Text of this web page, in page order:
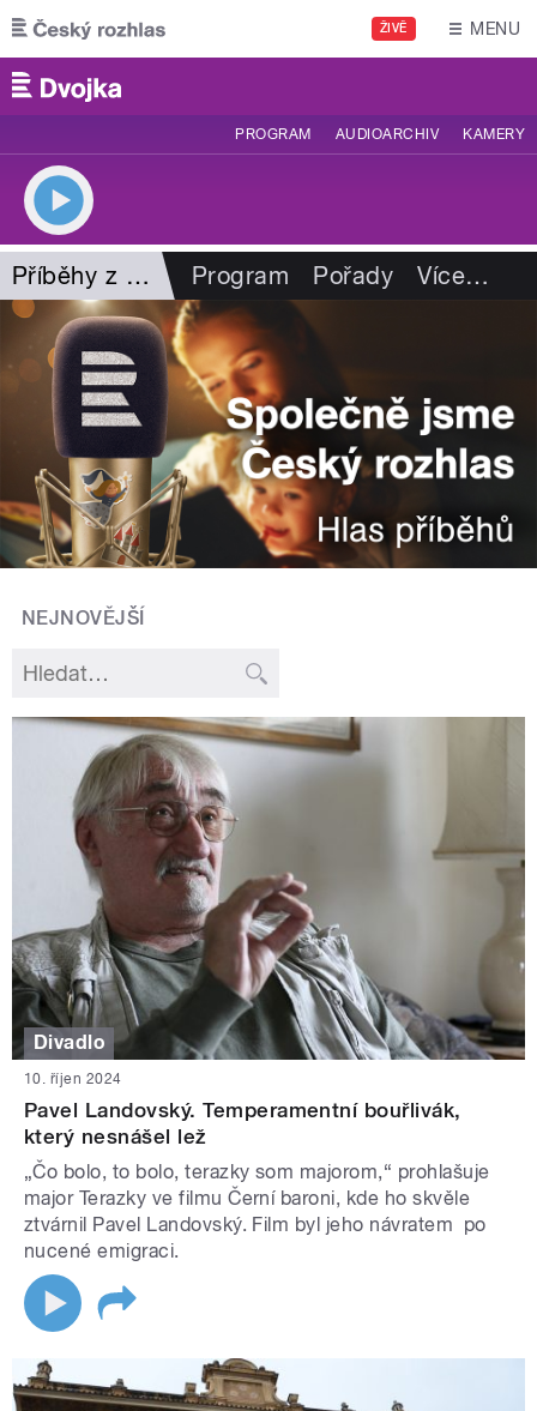
Přejít k hlavnímu obsahu
ŽIVĚ MENU
PROGRAM AUDIOARCHIV KAMERY
Příběhy z kalendáře Program Pořady Více…
NEJNOVĚJŠÍ
Divadlo
10. říjen 2024
Pavel Landovský. Temperamentní bouřlivák,
který nesnášel lež
„Čo bolo, to bolo, terazky som majorom,“ prohlašuje
major Terazky ve filmu Černí baroni, kde ho skvěle
ztvárnil Pavel Landovský. Film byl jeho návratem po
nucené emigraci.